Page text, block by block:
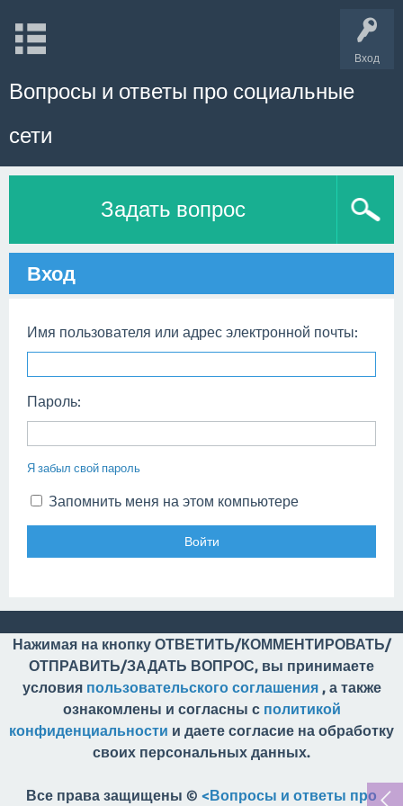
Вход
Вопросы и ответы про социальные
сети
Задать вопрос
Вход
Имя пользователя или адрес электронной почты:
Пароль:
Я забыл свой пароль
Запомнить меня на этом компьютере
Нажимая на кнопку ОТВЕТИТЬ/КОММЕНТИРОВАТЬ/
ОТПРАВИТЬ/ЗАДАТЬ ВОПРОС, вы принимаете
условия пользовательского соглашения, а также
ознакомлены и согласны с политикой
конфиденциальности и даете согласие на обработку
своих персональных данных.
Все права защищены © <Вопросы и ответы про